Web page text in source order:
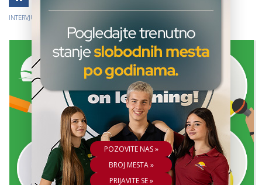
SAVREMENO
OBRAZOVANJE
VESTI
ERASMUS+
OSNOVNA
ŠKOLA
INTERVJU SA NEKADAŠNJIM UČENICIMA SAVREMENE GIMNAZIJE
POZOVITE NAS »
BROJ MESTA »
PRIJAVITE SE »